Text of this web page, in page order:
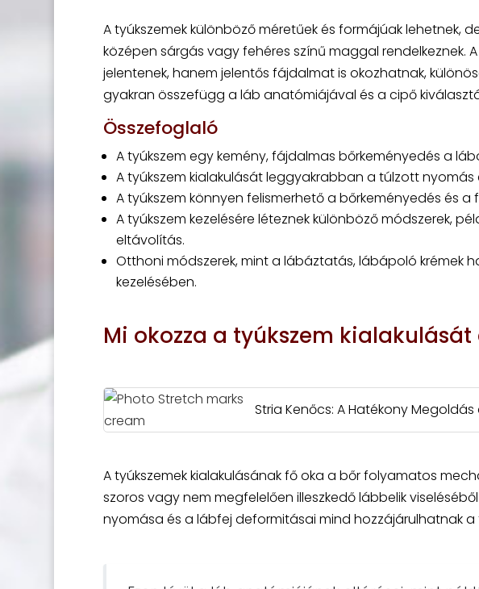
A tyúkszemek különböző méretűek és formájúak lehetnek,
középen sárgás vagy fehéres színű maggal rendelkeznek.
jelentenek, hanem jelentős fájdalmat is okozhatnak,
gyakran összefügg a láb anatómiájával és a cipő
Összefoglaló
A tyúkszem egy kemény, fájdalmas bőrkeményedés a
A tyúkszem kialakulását leggyakrabban a túlzott
A tyúkszem könnyen felismerhető a bőrkeményedés és
A tyúkszem kezelésére léteznek különböző módszerek,
eltávolítás.
Otthoni módszerek, mint a lábáztatás, lábápoló krémek
kezelésében.
Mi okozza a tyúkszem
Stria Kenőcs: A Hatékony Megoldás
A tyúkszemek kialakulásának fő oka a bőr folyamatos
szoros vagy nem megfelelően illeszkedő lábbelik
nyomása és a lábfej deformitásai mind hozzájárulhatnak a